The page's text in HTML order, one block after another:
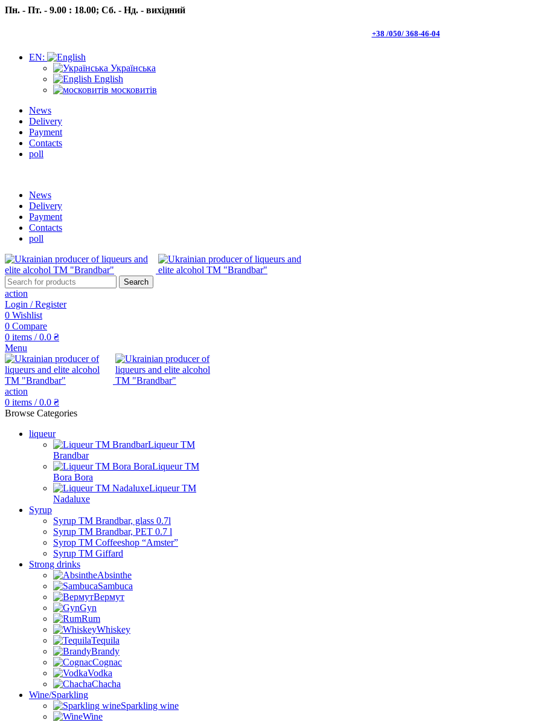
Пн. - Пт. - 9.00 : 18.00; Сб. - Нд. - вихідний
+38 /050/ 368-46-04
EN:
Українська
English
московитів
News
Delivery
Payment
Contacts
poll
News
Delivery
Payment
Contacts
poll
Search
action
Login / Register
0 Wishlist
0 Compare
0 items / 0.0 ₴
Menu
action
0 items / 0.0 ₴
Browse Categories
liqueur
Liqueur TM
Brandbar
Liqueur TM
Bora Bora
Liqueur TM
Nadaluxe
Syrup
Syrup TM Brandbar, glass 0.7l
Syrup TM Brandbar, PET 0.7 l
Syrop TM Coffeeshop “Amster”
Syrup TM Giffard
Strong drinks
Absinthe
Sambuca
Вермут
Gyn
Rum
Whiskey
Tequila
Brandy
Cognac
Vodka
Chacha
Wine/Sparkling
Sparkling wine
Wine